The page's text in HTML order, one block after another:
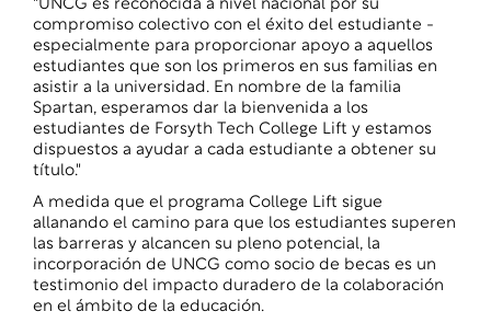
"UNCG es reconocida a nivel nacional por su
compromiso colectivo con el éxito del estudiante -
especialmente para proporcionar apoyo a aquellos
estudiantes que son los primeros en sus familias en
asistir a la universidad. En nombre de la familia
Spartan, esperamos dar la bienvenida a los
estudiantes de Forsyth Tech College Lift y estamos
dispuestos a ayudar a cada estudiante a obtener su
título."
A medida que el programa College Lift sigue
allanando el camino para que los estudiantes superen
las barreras y alcancen su pleno potencial, la
incorporación de UNCG como socio de becas es un
testimonio del impacto duradero de la colaboración
en el ámbito de la educación.